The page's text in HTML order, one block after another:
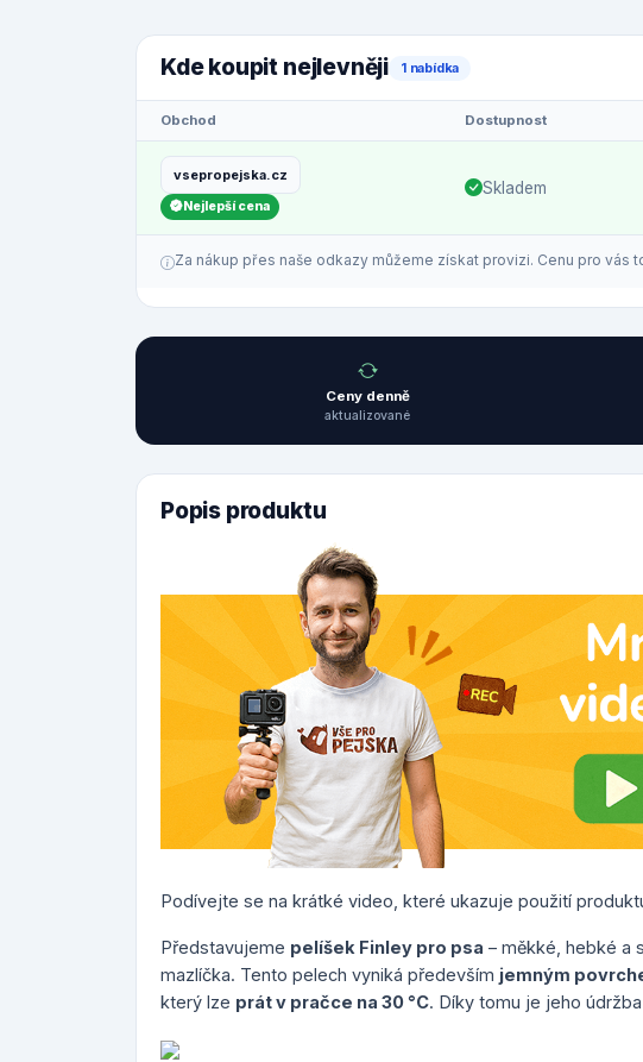
Kde koupit nejlevněji 1 nabídka
Obchod Dostupnost
vsepropejska.cz
Nejlepší cena
Skladem
Za nákup přes naše odkazy můžeme získat provizi. Cenu pro vás
Ceny denně
aktualizované
Popis produktu
Podívejte se na krátké video, které ukazuje použití
Představujeme pelíšek Finley pro psa – měkké, hebké a
mazlíčka. Tento pelech vyniká především jemným
který lze prát v pračce na 30 °C. Díky tomu je jeho